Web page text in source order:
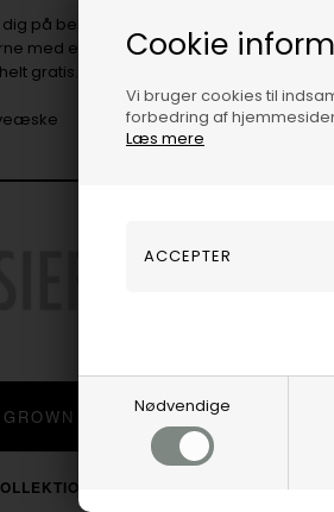
Cookie
Vi bruger cookies til
forbedring af
Læs mere
Nødvendige
på bestilling, kan den ikke returneres,
med efter tilpasning af ringstørrelsen,
gratis.
DIAMANTER
SE ALLE DIAMANT